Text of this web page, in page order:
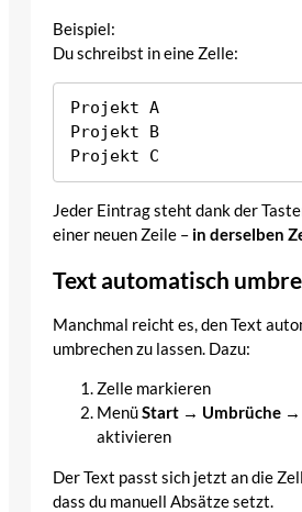
Beispiel:
Du schreibst in eine Zelle:
Projekt A
Projekt B
Jeder Eintrag steht dank der
einer neuen Zeile – in derselben
Text automatisch
Manchmal reicht es, den Text
umbrechen zu lassen. Dazu:
Zelle markieren
MenüStart → Umbrüche →
aktivieren
Der Text passt sich jetzt an die
dass du manuell Absätze setzt.